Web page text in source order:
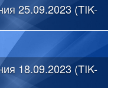
25.09.2023 (TIK-
18.09.2023 (TIK-